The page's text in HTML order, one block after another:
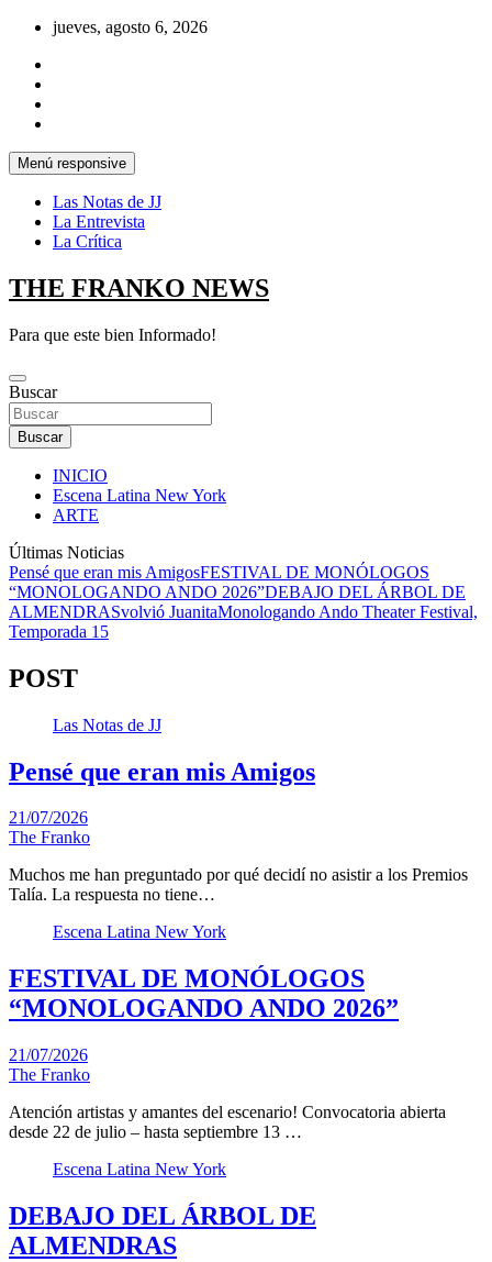
Saltar
contenido
jueves, agosto 6, 2026
Menú responsive
Las Notas de JJ
La Entrevista
La Crítica
THE FRANKO NEWS
Para que este bien Informado!
Buscar
Buscar
INICIO
Escena Latina New York
ARTE
Últimas Noticias
Pensé que eran mis AmigosFESTIVAL DE MONÓLOGOS
“MONOLOGANDO ANDO 2026”DEBAJO DEL ÁRBOL DE
ALMENDRASvolvió JuanitaMonologando Ando Theater Festival,
Temporada 15
POST
Las Notas de JJ
Pensé que eran mis Amigos
21/07/2026
The Franko
Muchos me han preguntado por qué decidí no asistir a los Premios
Talía. La respuesta no tiene…
Escena Latina New York
FESTIVAL DE MONÓLOGOS
“MONOLOGANDO ANDO 2026”
21/07/2026
The Franko
Atención artistas y amantes del escenario! Convocatoria abierta
desde 22 de julio – hasta septiembre 13 …
Escena Latina New York
DEBAJO DEL ÁRBOL DE
ALMENDRAS